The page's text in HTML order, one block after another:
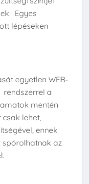
Egyes
lépéseken
egyetlen WEB-
rendszerrel a
mentén
lehet,
ennek
az